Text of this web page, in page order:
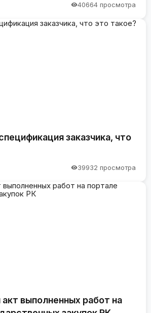
40664 просмотра
заказчика, что
39932 просмотра
выполненных работ на